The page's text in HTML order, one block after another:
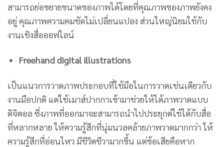
สามารถย่อขยายขนาดของภาพได้โดยที่คุณภาพของภาพยังคง
อยู่ คุณภาพความคมชัดไม่เปลี่ยนแปลง ส่วนใหญ่นิยมใช้กับ
งานเชิงสื่อออฟไลน์
Freehand digital illustrations
เป็นแนวการวาดภาพประกอบที่ใช้มือในการวาดเช่นเดียวกับ
งานมือปกติ แต่ใช้เมาส์ปากกาเข้ามาช่วยให้ได้ภาพวาดแบบ
ดิจิตอล ซึ่งภาพที่ออกมาจะสามารถนำไปประยุกต์ใช้ได้กับสื่อ
ที่หลากหลาย ให้ความรู้สึกที่นุ่มนวลคล้ายภาพวาดมากกว่า ให้
ความรู้สึกที่อ่อนไหว มีชีวิตชีวามากขึ้น แต่ข้อเสียคือหาก